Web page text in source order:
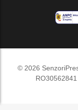
© 2026